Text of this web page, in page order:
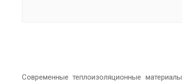
Современные теплоизоляционные